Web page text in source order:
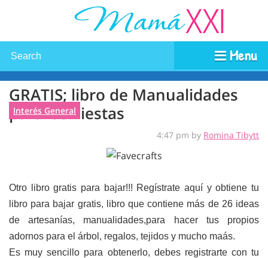
Menu
GRATIS; libro de Manualidades
para las Fiestas
Interés General
4:47 pm by Romina Tibytt
Otro libro gratis para bajar!!! Regístrate aquí y obtiene tu
libro para bajar gratis, libro que contiene más de 26 ideas
de artesanías, manualidades,para hacer tus propios
adornos para el árbol, regalos, tejidos y mucho maás.
Es muy sencillo para obtenerlo, debes registrarte con tu